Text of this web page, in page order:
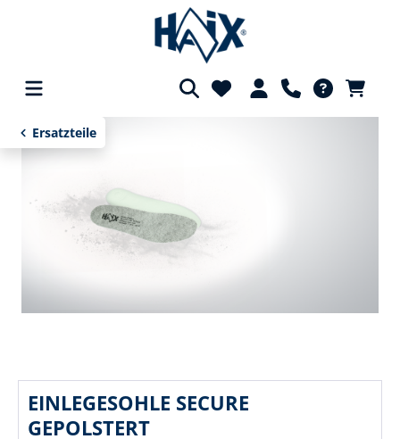
springen
Ersatzteile
EINLEGESOHLE SECURE
GEPOLSTERT